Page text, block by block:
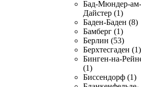
Бад-Мюндер-ам-
Дайстер (1)
Баден-Баден (8)
Бамберг (1)
Берлин (53)
Берхтесгаден (1)
Бинген-на-
(1)
Биссендорф (1)